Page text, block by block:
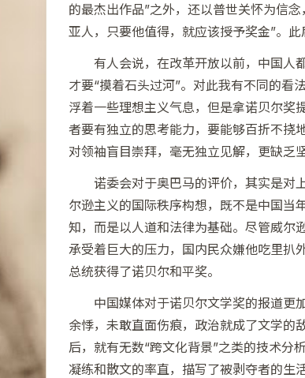
的最杰出作品”之外，还以普世关怀为信
亚人，只要他值得，就应该授予奖金”。
有人会说，在改革开放以前，中国人
才要“摸着石头过河”。对此我有不同的看
浮着一些理想主义气息，但是拿诺贝尔奖
者要有独立的思考能力，要能够百折不挠
对领袖盲目崇拜，毫无独立见解，更缺乏
诺委会对于奥巴马的评价，其实是对
尔逊主义的国际秩序构想，既不是中国当
知，而是以人道和法律为基础。尽管威尔
承受着巨大的压力，国内民众嫌他吃里扒
总统获得了诺贝尔和平奖。
中国媒体对于诺贝尔文学奖的报道更
余悸，未敢直面伤痕，政治就成了文学的
后，就有无数“跨文化背景”之类的技术分
凝练和散文的率直，描写了被剥夺者的生